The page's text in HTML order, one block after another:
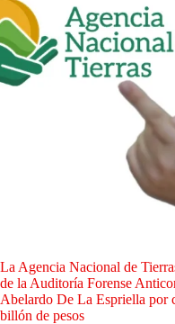
La Agencia Nacional de
de la Auditoría Forense
Abelardo De La Espriella por
billón de pesos